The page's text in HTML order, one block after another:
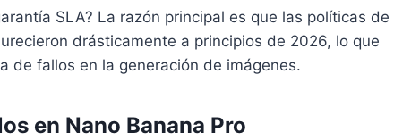
SLA? La razón principal es que las políticas de
drásticamente a principios de 2026, lo que
de fallos en la generación de imágenes.
en Nano Banana Pro